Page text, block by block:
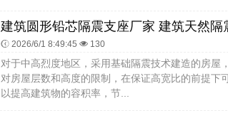
2026/6/1 8:49:45 130
对于中高烈度地区，采用基础隔震技术建造的房屋
对房屋层数和高度的限制，在保证高宽比的前提下
以提高建筑物的容积率，节...